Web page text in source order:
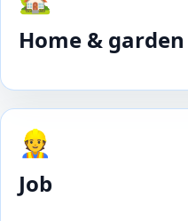
Home & garden
👷
Job